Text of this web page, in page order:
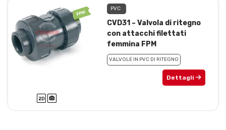
PVC
CVD31 – Valvola di ritegno
con attacchi filettati
femmina FPM
VALVOLE IN PVC DI RITEGNO
Dettagli